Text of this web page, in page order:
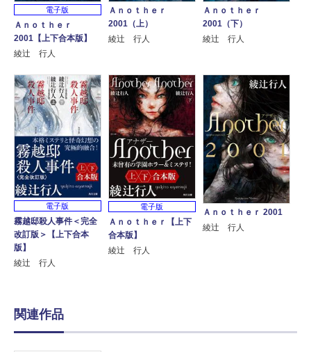
電子版
Ａｎｏｔｈｅｒ
2001【上下合本版】
綾辻 行人
Ａｎｏｔｈｅｒ
2001（上）
綾辻 行人
Ａｎｏｔｈｅｒ
2001（下）
綾辻 行人
電子版
霧越邸殺人事件＜完全
改訂版＞【上下合本
版】
綾辻 行人
電子版
Ａｎｏｔｈｅｒ【上下
合本版】
綾辻 行人
Ａｎｏｔｈｅｒ 2001
綾辻 行人
関連作品